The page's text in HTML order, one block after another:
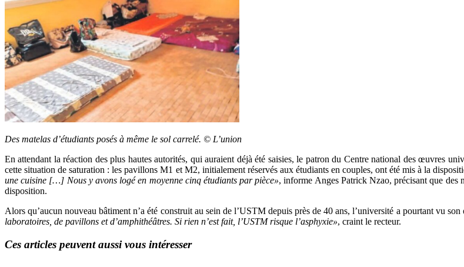
Des matelas d’étudiants posés à même le sol carrelé. © L’union
En attendant la réaction des plus hautes autorités, qui auraient déjà été saisies, le patron du Centre national des œuvres
cette situation de saturation : les pavillons M1 et M2, initialement réservés aux étudiants en couples, ont été mis à la
une cuisine […] Nous y avons logé en moyenne cinq étudiants par pièce», informe Anges Patrick Nzao, précisant que des
disposition.
Alors qu’aucun nouveau bâtiment n’a été construit au sein de l’USTM depuis près de 40 ans, l’université a pourtant vu
laboratoires, de pavillons et d’amphithéâtres. Si rien n’est fait, l’USTM risque l’asphyxie», craint le recteur.
Ces articles peuvent aussi vous intéresser